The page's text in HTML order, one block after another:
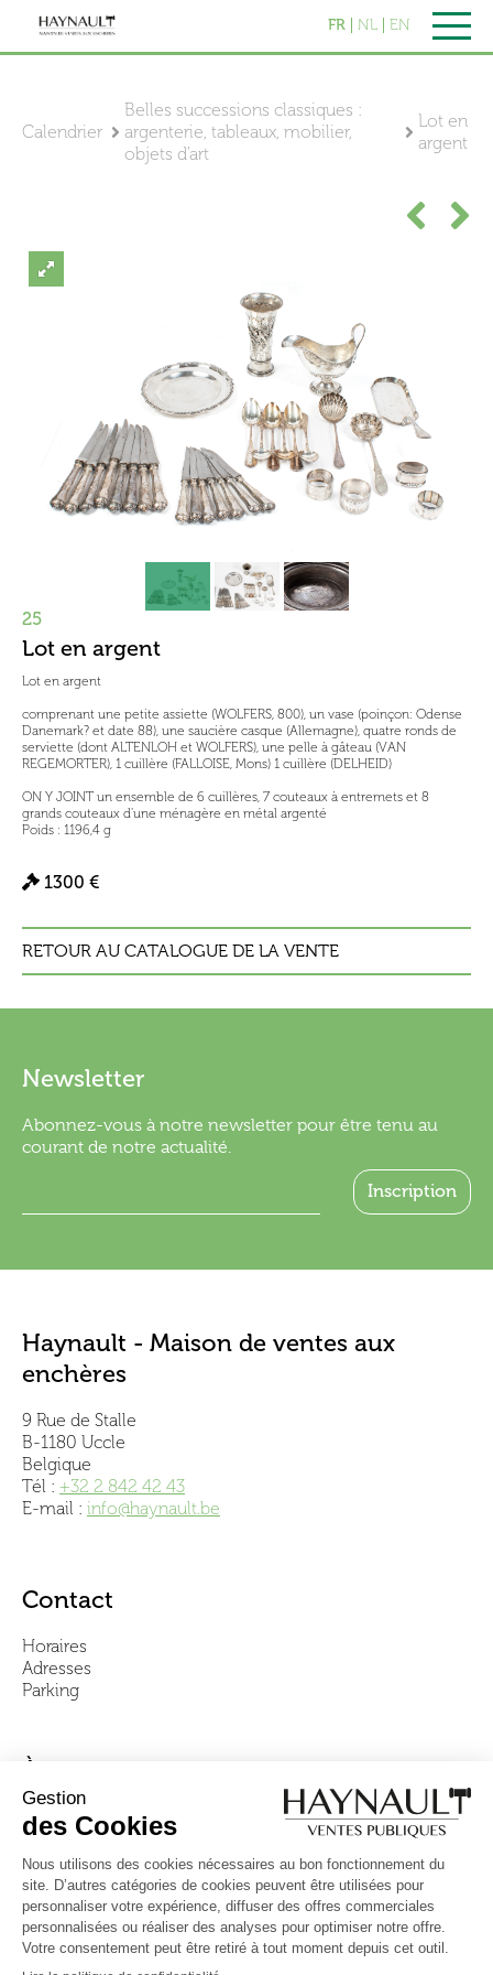
FR NL EN
Calendrier
Belles successions classiques :
argenterie, tableaux, mobilier,
objets d'art
Lot en
argent
25
Lot en argent
Lot en argent
comprenant une petite assiette (WOLFERS, 800), un vase (poinçon: Odense
Danemark? et date 88), une saucière casque (Allemagne), quatre ronds de
serviette (dont ALTENLOH et WOLFERS), une pelle à gâteau (VAN
REGEMORTER), 1 cuillère (FALLOISE, Mons) 1 cuillère (DELHEID)
ON Y JOINT un ensemble de 6 cuillères, 7 couteaux à entremets et 8
grands couteaux d'une ménagère en métal argenté
Poids : 1196,4 g
1300 €
RETOUR AU CATALOGUE DE LA VENTE
Newsletter
Abonnez-vous à notre newsletter pour être tenu au
courant de notre actualité.
Haynault - Maison de ventes aux
enchères
9 Rue de Stalle
B-1180 Uccle
Belgique
Tél : +32 2 842 42 43
E-mail : info@haynault.be
Contact
Horaires
Adresses
Parking
À propos
Notre équipe
Vidéos
Questions fréquentes
Conditions générales
Suivez-nous